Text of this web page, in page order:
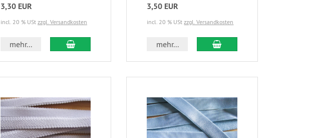
3,30 EUR
incl. 20 % USt zzgl. Versandkosten
mehr...
3,50 EUR
incl. 20 % UStzzgl. Versandkosten
mehr...